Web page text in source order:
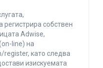
собствен
Adwise,
line) на
като следва
изискуемата